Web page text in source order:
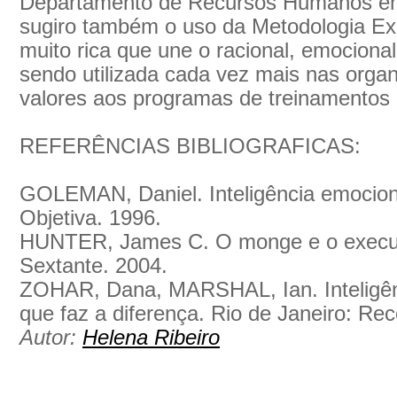
sugiro também o uso da Metodologia
muito rica que une o racional,
sendo utilizada cada vez mais nas
valores aos programas de treinamentos
REFERÊNCIAS BIBLIOGRAFICAS:
GOLEMAN, Daniel. Inteligência
Objetiva. 1996.
HUNTER, James C. O monge e o
Sextante. 2004.
ZOHAR, Dana, MARSHAL, Ian.
que faz a diferença. Rio de Janeiro:
Autor: Helena Ribeiro